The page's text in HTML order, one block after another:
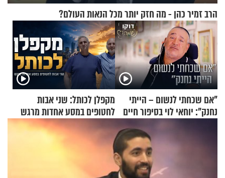
הרב זמיר כהן - מה חזק יותר מכל הנאות העולם?
"אם שכחתי לנשום – הייתי
נחנק": יוחאי לוי בסיפור חיים
מעורר השראה
מקפלן לכותל: שני אבות
לחטופים במסע אחדות מרגש